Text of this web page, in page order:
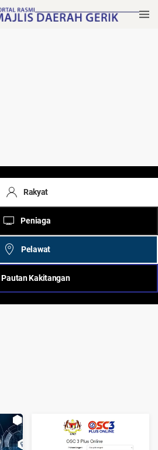
Rakyat
Peniaga
Pelawat
Pautan Kakitangan